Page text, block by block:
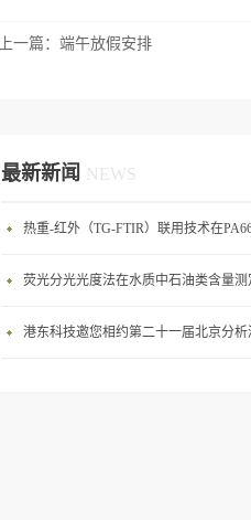
上一篇： 端午放假安排
最新新闻 NEWS
热重-红外（TG-FTIR）联用技术在
荧光分光光度法在水质中石油类含量测